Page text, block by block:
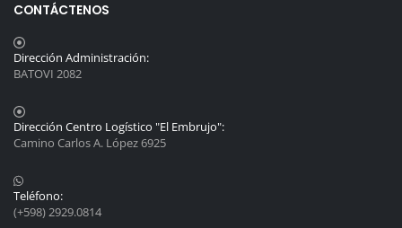
CONTÁCTENOS
Dirección Administración:
BATOVI 2082
Dirección Centro Logístico "El Embrujo":
Camino Carlos A. López 6925
Teléfono:
(+598) 2929.0814